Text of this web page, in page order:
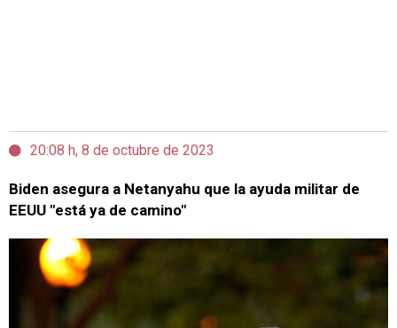
20:08 h, 8 de octubre de 2023
Biden asegura a Netanyahu que la ayuda militar de
EEUU "está ya de camino"